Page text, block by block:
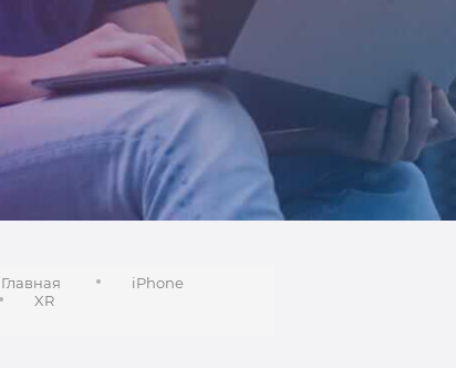
Главная
iPhone
XR